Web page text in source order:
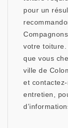
pour un
votre toiture.
que vous
ville de
et
entretien,